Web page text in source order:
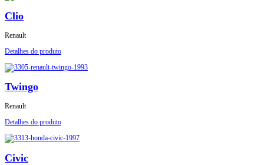
Clio
Renault
Detalhes do produto
Twingo
Renault
Detalhes do produto
Civic